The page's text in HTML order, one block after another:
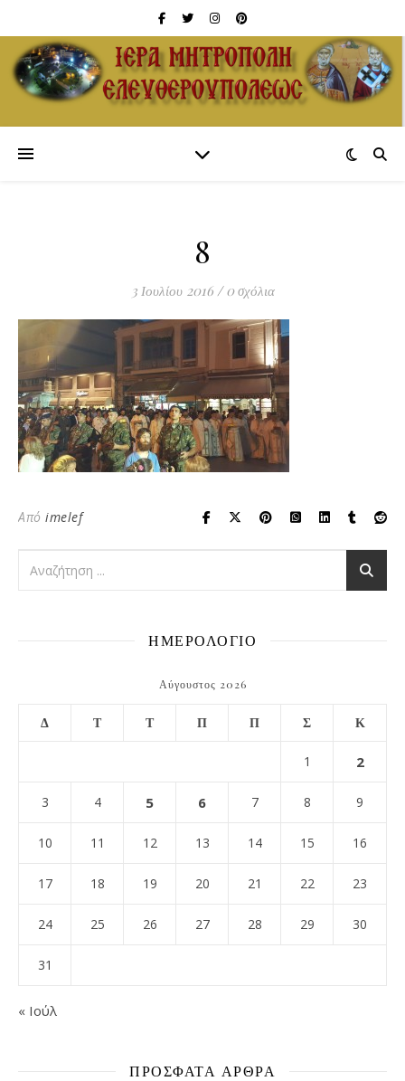
8
3 Ιουλίου 2016 / 0 σχόλια
Από imelef
ΗΜΕΡΟΛΟΓΙΟ
Αύγουστος 2026
Δ Τ Τ Π Π Σ Κ
1 2
3 4 5 6 7 8 9
10 11 12 13 14 15 16
17 18 19 20 21 22 23
24 25 26 27 28 29 30
31
« Ιούλ
ΠΡΌΣΦΑΤΑ ΆΡΘΡΑ